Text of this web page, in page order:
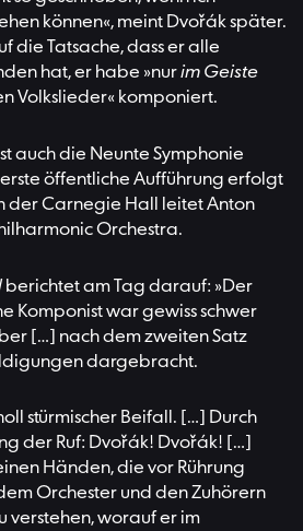
können«, meint Dvořák später.
die Tatsache, dass er alle
hat, er habe »nurim Geiste
Volkslieder« komponiert.
auch die Neunte Symphonie
öffentliche Aufführung erfolgt
der Carnegie Hall leitet Anton
Orchestra.
berichtet am Tag darauf: »Der
Komponist war gewiss schwer
[…] nach dem zweiten Satz
dargebracht.
stürmischer Beifall. […] Durch
der Ruf: Dvořák! Dvořák! […]
Händen, die vor Rührung
Orchester und den Zuhörern
verstehen, worauf er im